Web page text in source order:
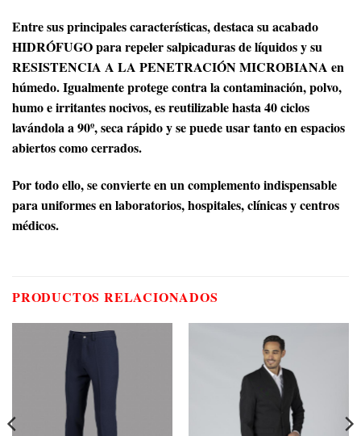
Entre sus principales características, destaca su acabado
HIDRÓFUGO para repeler salpicaduras de líquidos y su
RESISTENCIA A LA PENETRACIÓN MICROBIANA en
húmedo. Igualmente protege contra la contaminación, polvo,
humo e irritantes nocivos, es reutilizable hasta 40 ciclos
lavándola a 90º, seca rápido y se puede usar tanto en espacios
abiertos como cerrados.
Por todo ello, se convierte en un complemento indispensable
para uniformes en laboratorios, hospitales, clínicas y centros
médicos.
PRODUCTOS RELACIONADOS